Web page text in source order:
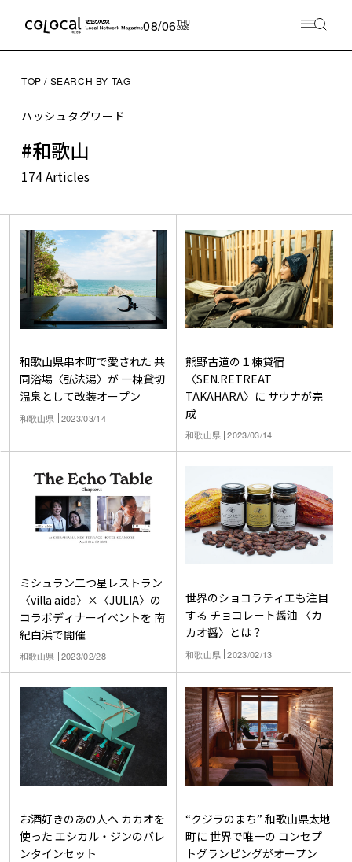
08/06THU
2026
TOP SEARCH BY TAG
ハッシュタグワード
#和歌山
174 Articles
和歌山県串本町で愛された 共
同浴場〈弘法湯〉が 一棟貸切
温泉として改装オープン
和歌山県 2023/03/14
熊野古道の１棟貸宿
〈SEN.RETREAT
TAKAHARA〉に サウナが完
成
和歌山県 2023/03/14
ミシュラン二つ星レストラン
〈villa aida〉×〈JULIA〉の
コラボディナーイベントを 南
紀白浜で開催
和歌山県 2023/02/28
世界のショコラティエも注目
する チョコレート醤油 〈カ
カオ醤〉とは？
和歌山県 2023/02/13
お酒好きのあの人へ カカオを
使った エシカル・ジンのバレ
ンタインセット
“クジラのまち” 和歌山県太地
町に 世界で唯一の コンセプ
トグランピングがオープン